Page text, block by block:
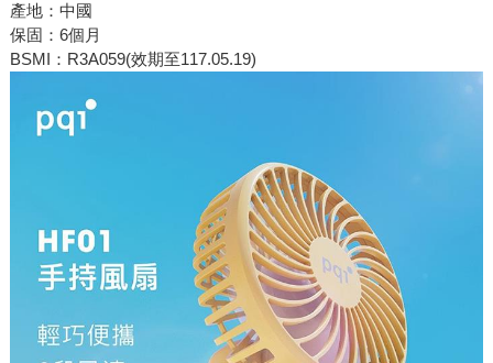
產地：中國
保固：6個月
BSMI：R3A059(效期至117.05.19)